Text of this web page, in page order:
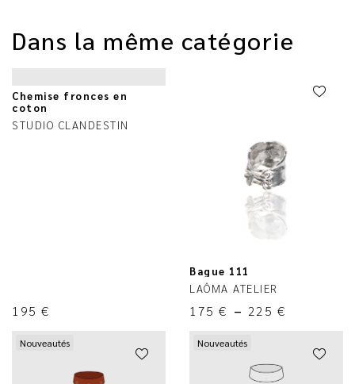
Dans la même catégorie
Chemise fronces en
coton
STUDIO CLANDESTIN
195 €
Bague 111
LAÔMA ATELIER
175 € – 225 €
Nouveautés Nouveautés